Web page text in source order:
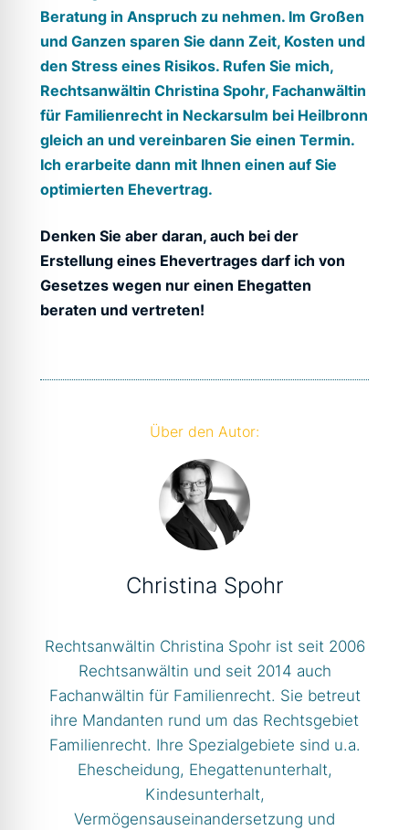
Beratung in Anspruch zu nehmen. Im Großen
und Ganzen sparen Sie dann Zeit, Kosten und
den Stress eines Risikos. Rufen Sie mich,
Rechtsanwältin Christina Spohr, Fachanwältin
für Familienrecht in Neckarsulm bei Heilbronn
gleich an und vereinbaren Sie einen Termin.
Ich erarbeite dann mit Ihnen einen auf Sie
optimierten Ehevertrag.
Denken Sie aber daran, auch bei der
Erstellung eines Ehevertrages darf ich von
Gesetzes wegen nur einen Ehegatten
beraten und vertreten!
Über den Autor:
Christina Spohr
Rechtsanwältin Christina Spohr ist seit 2006
Rechtsanwältin und seit 2014 auch
Fachanwältin für Familienrecht. Sie betreut
ihre Mandanten rund um das Rechtsgebiet
Familienrecht. Ihre Spezialgebiete sind u.a.
Ehescheidung, Ehegattenunterhalt,
Kindesunterhalt,
Vermögensauseinandersetzung und